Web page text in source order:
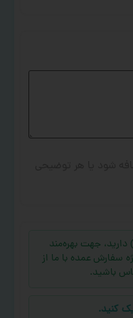
عمده (بالای ۱۰ عدد) دارید، جهت بهره‌مند
سفارش عمده با ما از
باشید.
کنید.